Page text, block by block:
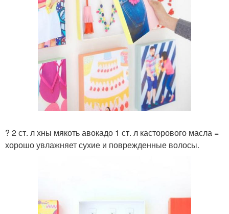
? 2 ст. л хны мякоть авокадо 1 ст. л касторового масла =
хорошо увлажняет сухие и поврежденные волосы.